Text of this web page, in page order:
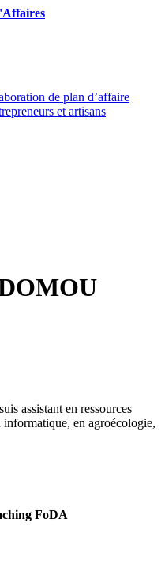
de plan d’affaire
et artisans
assistant en ressources
en agroécologie,
FoDA